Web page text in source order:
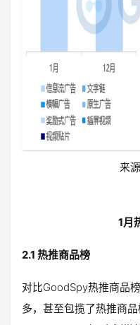
来
1月
2.1 热推商品榜
对比GoodSpy热推商品
多，甚至包揽了热推商